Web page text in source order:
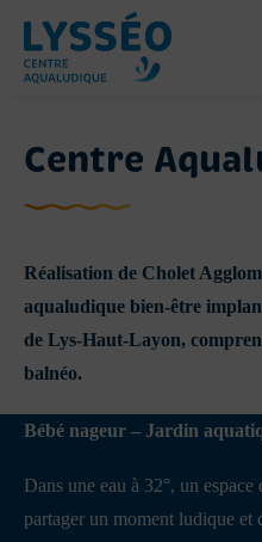
Centre
Réalisation de Cholet
aqualudique bien-être
de Lys-Haut-Layon,
balnéo.
Bébé nageur – Jardin
Dans une eau à 32°, un
partager un moment ludique